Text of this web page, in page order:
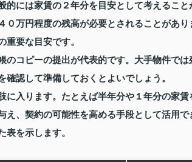
的には家賃の２年分を目安として考えるこ
０万円程度の残高が必要とされることがあ
要な目安です。
のコピーの提出が代表的です。大手物件で
認して準備しておくとよいでしょう。
に入ります。たとえば半年分や１年分の家
、契約の可能性を高める手段として活用で
表を示します。